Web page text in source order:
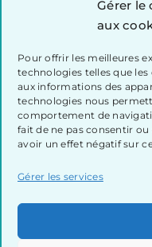
Gérer le
aux
Pour offrir les meilleures
technologies telles que
aux informations des
technologies nous
comportement de
fait de ne pas consentir
avoir un effet négatif sur
Gérer les services